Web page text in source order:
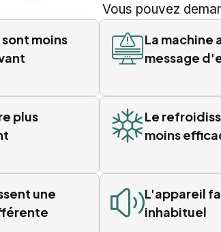
Vous pouvez
moins
La machine
message
plus
Le
moins
une
L'appareil
inhabituel